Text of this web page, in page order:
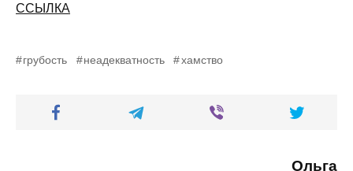
ССЫЛКА
грубость неадекватность хамство
Ольга